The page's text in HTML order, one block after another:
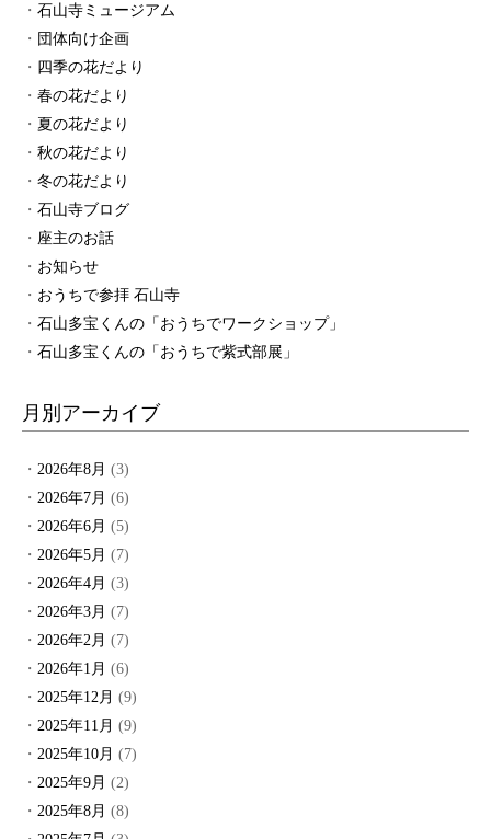
石山寺ミュージアム
団体向け企画
四季の花だより
春の花だより
夏の花だより
秋の花だより
冬の花だより
石山寺ブログ
座主のお話
お知らせ
おうちで参拝 石山寺
石山多宝くんの「おうちでワークショップ」
石山多宝くんの「おうちで紫式部展」
月別アーカイブ
2026年8月 (3)
2026年7月 (6)
2026年6月 (5)
2026年5月 (7)
2026年4月 (3)
2026年3月 (7)
2026年2月 (7)
2026年1月 (6)
2025年12月 (9)
2025年11月 (9)
2025年10月 (7)
2025年9月 (2)
2025年8月 (8)